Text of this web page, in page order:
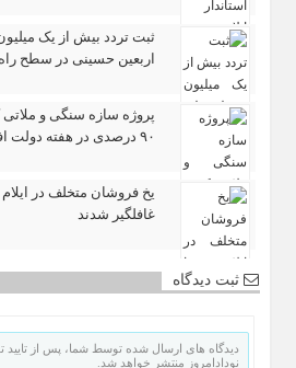
ثبت تردد بیش از یک میلیون
اربعین حسینی در سطح راه‌
پروژه سازه سنگی و ملاتی
۹۰ درصدی در هفته دولت افتتاح می شود
یخ‌ فروشان متخلف در
غافلگیر شدند
ثبت دیدگاه
دیدگاه های ارسال شده توسط شما، پس از تایید
نودادامروز منتشر خواهد شد.